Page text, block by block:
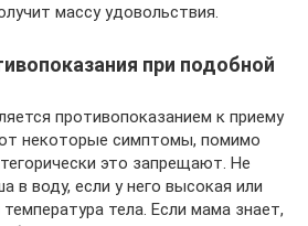
массу удовольствия.
при подобной
противопоказанием к приему
некоторые симптомы, помимо
это запрещают. Не
воду, если у него высокая или
тела. Если мама знает,